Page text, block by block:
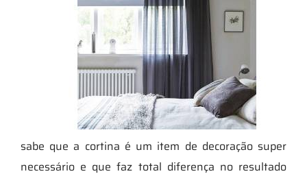
sabe que a cortina é um item de decoração super
necessário e que faz total diferença no resultado